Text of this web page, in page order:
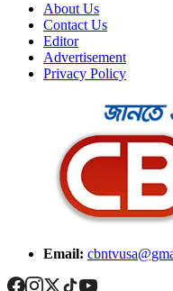
About Us
Contact Us
Editor
Advertisement
Privacy Policy
Email: